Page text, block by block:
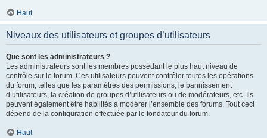
Haut
Niveaux des utilisateurs et groupes d’utilisateurs
Que sont les administrateurs ?
Les administrateurs sont les membres possédant le plus haut niveau de
contrôle sur le forum. Ces utilisateurs peuvent contrôler toutes les opérations
du forum, telles que les paramètres des permissions, le bannissement
d’utilisateurs, la création de groupes d’utilisateurs ou de modérateurs, etc. Ils
peuvent également être habilités à modérer l’ensemble des forums. Tout ceci
dépend de la configuration effectuée par le fondateur du forum.
Haut